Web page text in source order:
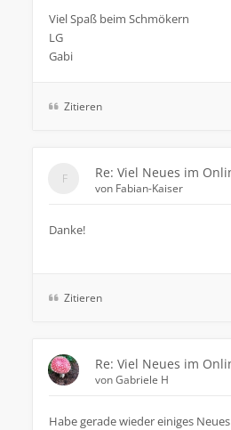
Viel Spaß beim Schmökern
LG
Gabi
Zitieren
Re: Viel Neues im
von Fabian-Kaiser
Danke!
Zitieren
Re: Viel Neues im
vonGabriele H
Habe gerade wieder einiges